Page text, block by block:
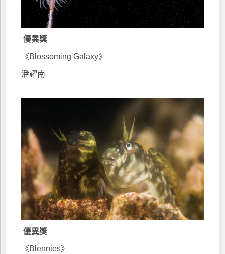
優異獎
《Blossoming Galaxy》
潘耀南
優異獎
《Blennies》